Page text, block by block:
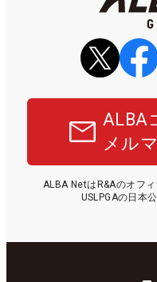
ALBA
メル
ALBA NetはR&Aのオフ
USLPGAの日本